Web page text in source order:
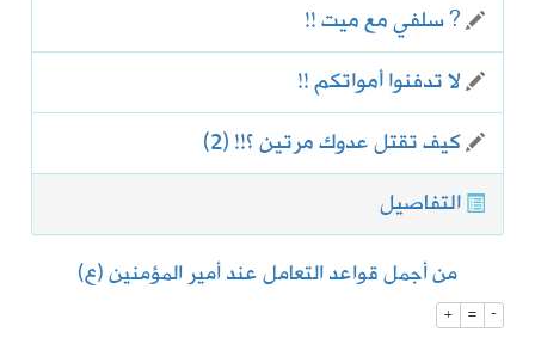
? سلفي مع ميت !!
لا تدفنوا أمواتكم !!
كيف تقتل عدوك مرتين ؟!! (2)
التفاصيل
من أجمل قواعد التعامل عند أمير المؤمنين (ع)
+ = -